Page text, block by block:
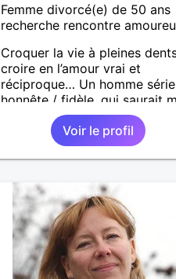
Femme divorcé(e) de 50 ans
recherche rencontre
Croquer la vie à pleines
croire en l’amour vrai et
réciproque… Un homme
honnête / fidèle, qui saurait
faire rire à nouveau, est le bien
Voir le profil